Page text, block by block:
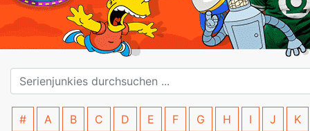
# A B C D E F G H I J K